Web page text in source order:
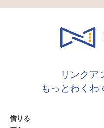
リンクア
もっとわくわ
借りる